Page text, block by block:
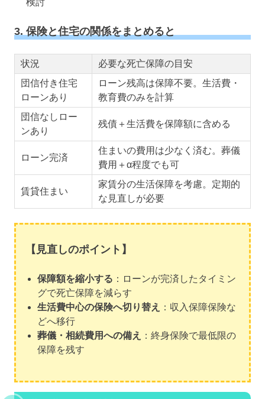
3. 保険と住宅の関係をまとめると
状況
必要な死亡保障の目安
団信付き住宅
ローンあり
ローン残高は保障不要。生活費・
教育費のみを計算
団信なしロー
ンあり
残債＋生活費を保障額に含める
ローン完済
住まいの費用は少なく済む。葬儀
費用＋α程度でも可
賃貸住まい
家賃分の生活保障を考慮。定期的
な見直しが必要
【見直しのポイント】
保障額を縮小する ：ローンが完済したタイミン
グで死亡保障を減らす
生活費中心の保険へ切り替え
：収入保障保険な
どへ移行
葬儀・相続費用への備え
：終身保険で最低限の
保障を残す